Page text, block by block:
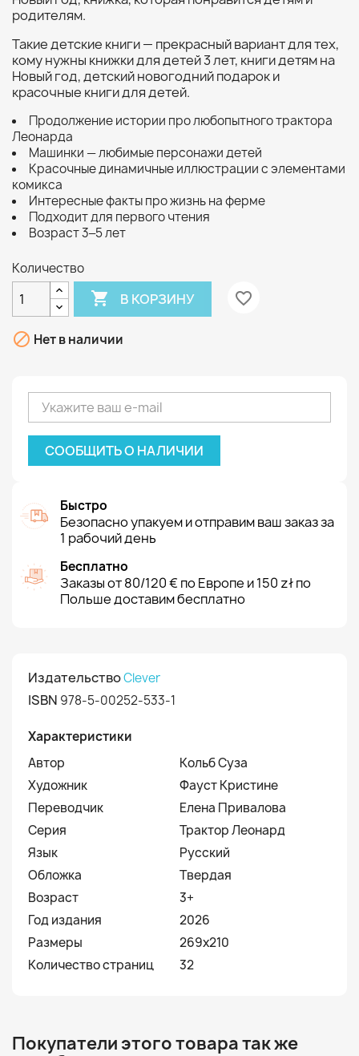
родителям.
Такие детские книги — прекрасный вариант для тех,
кому нужны книжки для детей 3 лет, книги детям на
Новый год, детский новогодний подарок и
красочные книги для детей.
Продолжение истории про любопытного трактора
Леонарда
Машинки — любимые персонажи детей
Красочные динамичные иллюстрации с элементами
комикса
Интересные факты про жизнь на ферме
Подходит для первого чтения
Возраст 3‒5 лет
Количество
 В КОРЗИНУ favorite_border
 Нет в наличии
СООБЩИТЬ О НАЛИЧИИ
Быстро
Безопасно упакуем и отправим ваш заказ за
1 рабочий день
Бесплатно
Заказы от 80/120 € по Европе и 150 zł по
Польше доставим бесплатно
ИздательствоClever
ISBN 978-5-00252-533-1
Характеристики
Автор
Кольб Суза
Художник
Фауст Кристине
Переводчик
Елена Привалова
Серия
Трактор Леонард
Язык
Русский
Обложка
Твердая
Возраст
3+
Год издания
2026
Размеры
269х210
Количество страниц
32
Покупатели этого товара так же